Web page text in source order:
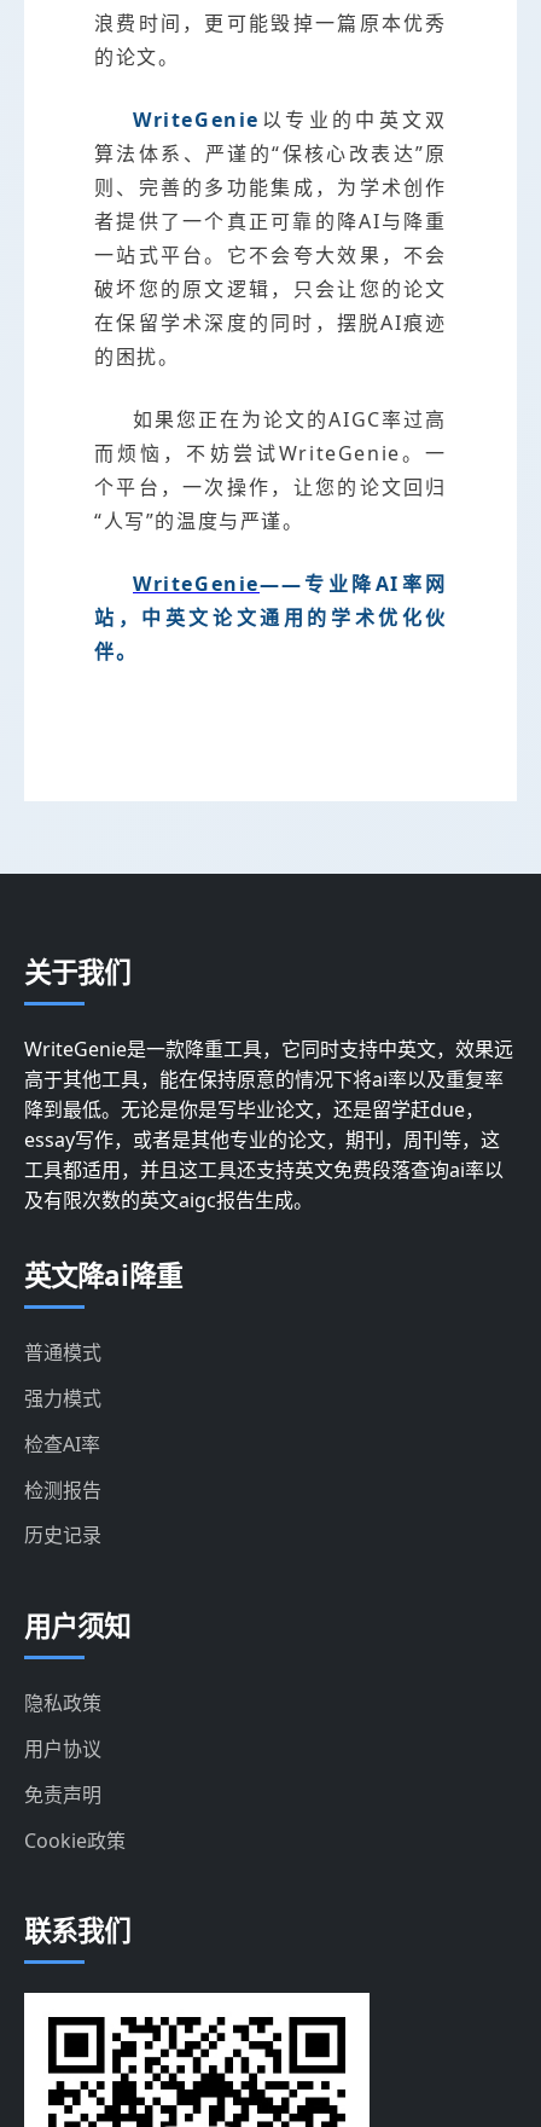
浪费时间，更可能毁掉一篇原本优秀
的论文。
WriteGenie 以专业的中英文双
算法体系、严谨的“保核心改表达”原
则、完善的多功能集成，为学术创作
者提供了一个真正可靠的降AI与降重
一站式平台。它不会夸大效果，不会
破坏您的原文逻辑，只会让您的论文
在保留学术深度的同时，摆脱AI痕迹
的困扰。
如果您正在为论文的AIGC率过高
而烦恼，不妨尝试WriteGenie。一
个平台，一次操作，让您的论文回归
“人写”的温度与严谨。
WriteGenie——专业降AI率网
站，中英文论文通用的学术优化伙
伴。
关于我们
WriteGenie是一款降重工具，它同时支持中英文，效果远
高于其他工具，能在保持原意的情况下将ai率以及重复率
降到最低。无论是你是写毕业论文，还是留学赶due，
essay写作，或者是其他专业的论文，期刊，周刊等，这
工具都适用，并且这工具还支持英文免费段落查询ai率以
及有限次数的英文aigc报告生成。
英文降ai降重
普通模式
强力模式
检查AI率
检测报告
历史记录
用户须知
隐私政策
用户协议
免责声明
Cookie政策
联系我们